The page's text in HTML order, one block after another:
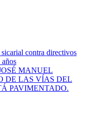
contra directivos
MANUEL
DE LAS VÍAS DEL
PAVIMENTADO.